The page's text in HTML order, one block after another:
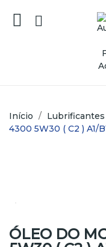
Início Lubrificantes
4300 5W30 ( C2 ) A1/
ÓLEO DO